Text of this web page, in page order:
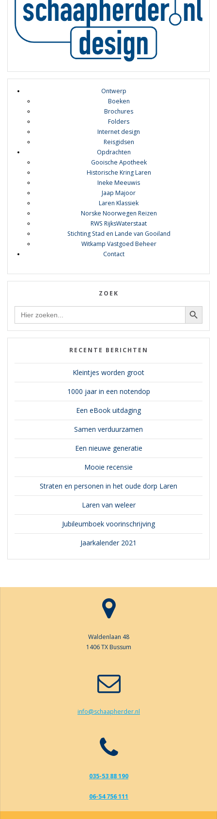
Ontwerp
Boeken
Brochures
Folders
Internet design
Reisgidsen
Opdrachten
Gooische Apotheek
Historische Kring Laren
Ineke Meeuwis
Jaap Majoor
Laren Klassiek
Norske Noorwegen Reizen
RWS RijksWaterstaat
Stichting Stad en Lande van Gooiland
Witkamp Vastgoed Beheer
Contact
ZOEK
Zoek Zoekknop
RECENTE BERICHTEN
Kleintjes worden groot
1000 jaar in een notendop
Een eBook uitdaging
Samen verduurzamen
Een nieuwe generatie
Mooie recensie
Straten en personen in het oude dorp Laren
Laren van weleer
Jubileumboek voorinschrijving
Jaarkalender 2021
Waldenlaan 48
1406 TX Bussum
info@schaapherder.nl
035-53 88 190
06-54 756 111